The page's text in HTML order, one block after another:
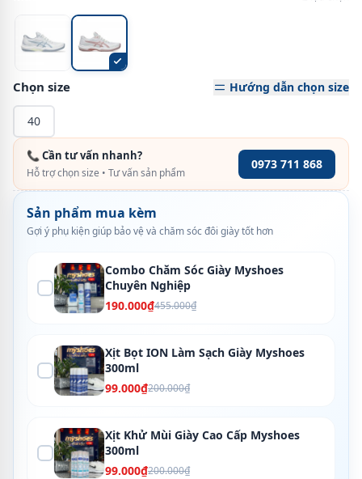
Chọn size Hướng dẫn chọn size
40
📞 Cần tư vấn nhanh?
Hỗ trợ chọn size • Tư vấn sản phẩm
0973 711 868
Sản phẩm mua kèm
Gợi ý phụ kiện giúp bảo vệ và chăm sóc đôi giày tốt hơn
Combo Chăm Sóc Giày Myshoes
Chuyên Nghiệp
190.000₫455.000₫
Xịt Bọt ION Làm Sạch Giày Myshoes
300ml
99.000₫200.000₫
Xịt Khử Mùi Giày Cao Cấp Myshoes
300ml
99.000₫200.000₫